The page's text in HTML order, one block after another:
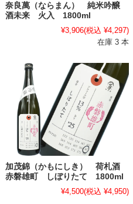
奈良萬（ならまん） 純米吟醸
酒未来 火入 1800ml
¥3,906(税込 ¥4,297)
在庫 3 本
加茂錦（かもにしき） 荷札酒
赤磐雄町 しぼりたて 1800ml
¥4,500(税込 ¥4,950)